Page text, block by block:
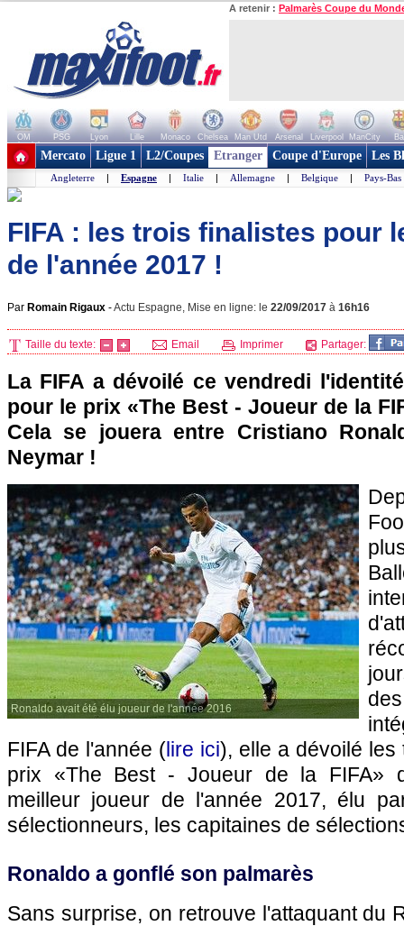
A retenir : Palmarès Coupe du
OM PSG Lyon Lille Monaco Chelsea Man Utd Arsenal Liverpool ManCity
+ de clubs
Mercato Ligue 1 L2/Coupes Etranger Coupe d'Europe Les
Angleterre | Espagne | Italie | Allemagne | Belgique | Pays-Bas
FIFA : les trois finalistes pour
de l'année 2017 !
Par Romain Rigaux -Actu Espagne, Mise en ligne: le 22/09/2017 à 16h16
Taille du texte: Email Imprimer Partager:
La FIFA a dévoilé ce vendredi
pour le prix «The Best - Joueur de la
Cela se jouera entre Cristiano
Neymar !
Ronaldo avait été élu joueur de l'année 2016
FIFA de l'année (lire ici), elle a dévoilé les
prix «The Best - Joueur de la FIFA»
meilleur joueur de l'année 2017, élu
sélectionneurs, les capitaines de
Ronaldo a gonflé son palmarès
Sans surprise, on retrouve l'attaquant du